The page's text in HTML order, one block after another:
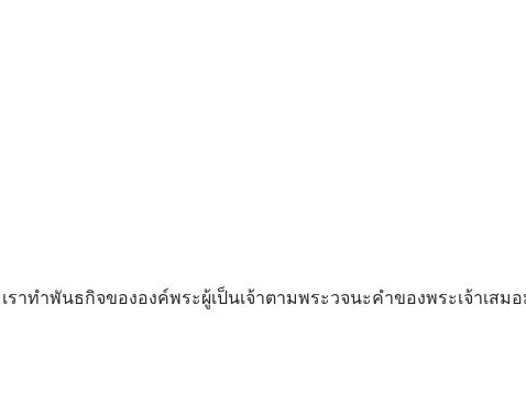
าทำพันธกิจขององค์พระผู้เป็นเจ้าตามพระวจนะคำของพระเจ้าเสม